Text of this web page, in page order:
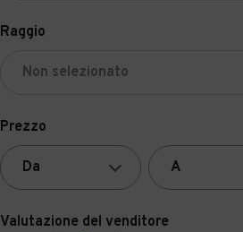
Raggio
Prezzo
Valutazione del venditore